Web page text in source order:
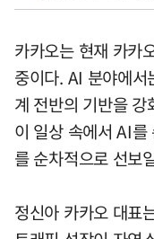
카카오는 현재 카카
중이다. AI 분야에서
계 전반의 기반을
이 일상 속에서 AI
를 순차적으로 선보
정신아 카카오 대표